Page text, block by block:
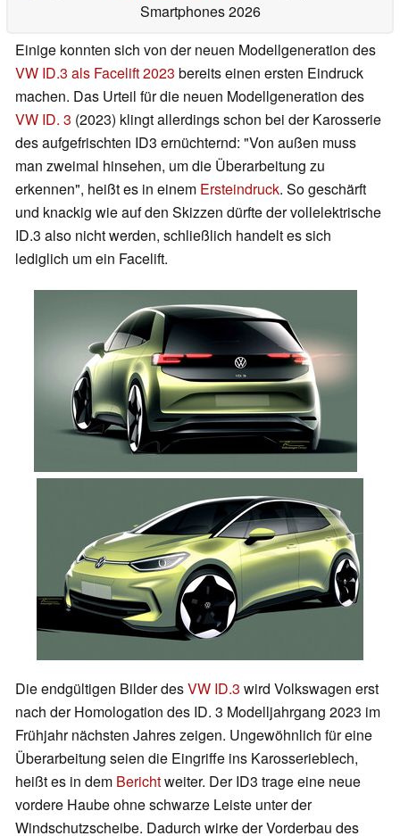
Smartphones 2026
Einige konnten sich von der neuen Modellgeneration des
VW ID.3 als Facelift 2023 bereits einen ersten Eindruck
machen. Das Urteil für die neuen Modellgeneration des
VW ID. 3 (2023) klingt allerdings schon bei der Karosserie
des aufgefrischten ID3 ernüchternd: "Von außen muss
man zweimal hinsehen, um die Überarbeitung zu
erkennen", heißt es in einem Ersteindruck. So geschärft
und knackig wie auf den Skizzen dürfte der vollelektrische
ID.3 also nicht werden, schließlich handelt es sich
lediglich um ein Facelift.
Die endgültigen Bilder desVW ID.3 wird Volkswagen erst
nach der Homologation des ID. 3 Modelljahrgang 2023 im
Frühjahr nächsten Jahres zeigen. Ungewöhnlich für eine
Überarbeitung seien die Eingriffe ins Karosserieblech,
heißt es in dem Berichtweiter. Der ID3 trage eine neue
vordere Haube ohne schwarze Leiste unter der
Windschutzscheibe. Dadurch wirke der Vorderbau des